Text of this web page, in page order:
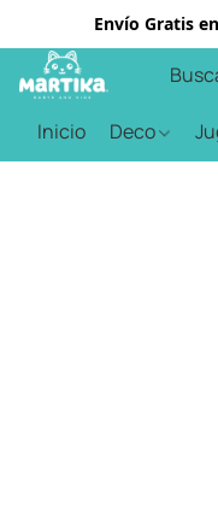
Envío Gratis
Inicio Deco